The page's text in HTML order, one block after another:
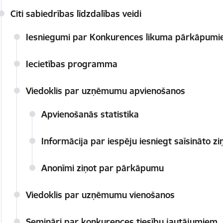
Citi sabiedrības līdzdalības veidi
Iesniegumi par Konkurences likuma
Iecietības programma
Viedoklis par uzņēmumu apvienošanos
Apvienošanās statistika
Informācija par iespēju iesniegt saīsināto
Anonīmi ziņot par pārkāpumu
Viedoklis par uzņēmumu vienošanos